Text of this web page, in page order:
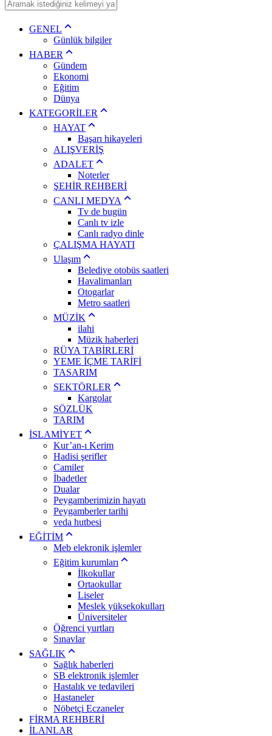
GENEL
Günlük bilgiler
HABER
Gündem
Ekonomi
Eğitim
Dünya
KATEGORİLER
HAYAT
Başarı hikayeleri
ALIŞVERİŞ
ADALET
Noterler
ŞEHİR REHBERİ
CANLI MEDYA
Tv de bugün
Canlı tv izle
Canlı radyo dinle
ÇALIŞMA HAYATI
Ulaşım
Belediye otobüs saatleri
Havalimanları
Otogarlar
Metro saatleri
MÜZİK
ilahi
Müzik haberleri
RÜYA TABİRLERİ
YEME İÇME TARİFİ
TASARIM
SEKTÖRLER
Kargolar
SÖZLÜK
TARIM
İSLAMİYET
Kur’an-ı Kerim
Hadisi şerifler
Camiler
İbadetler
Dualar
Peygamberimizin hayatı
Peygamberler tarihi
veda hutbesi
EĞİTİM
Meb elekronik işlemler
Eğitim kurumları
İlkokullar
Ortaokullar
Liseler
Meslek yüksekokulları
Üniversiteler
Öğrenci yurtları
Sınavlar
SAĞLIK
Sağlık haberleri
SB elektronik işlemler
Hastalık ve tedavileri
Hastaneler
Nöbetçi Eczaneler
FİRMA REHBERİ
İLANLAR